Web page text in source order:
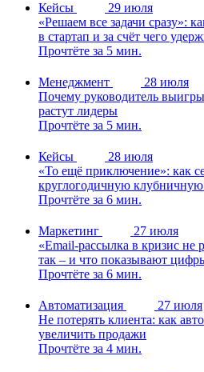
Кейсы
29 июля
«Решаем все задачи сразу»:
в стартап и за счёт чего
Прочтёте за 5 мин.
Менеджмент
28 июля
Почему руководитель
растут лидеры
Прочтёте за 5 мин.
Кейсы
28 июля
«То ещё приключение»: как
круглогодичную
Прочтёте за 6 мин.
Маркетинг
27 июля
«Email-рассылка в кризис не
так – и что показывают
Прочтёте за 6 мин.
Автоматизация
27 июля
Не потерять клиента: как
увеличить продажи
Прочтёте за 4 мин.